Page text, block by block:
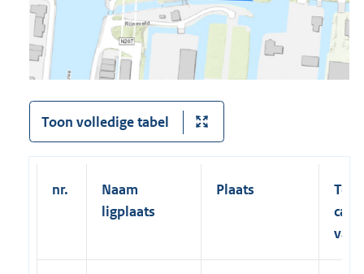
Toon volledige tabel
nr.
Naam
ligplaats
Plaats